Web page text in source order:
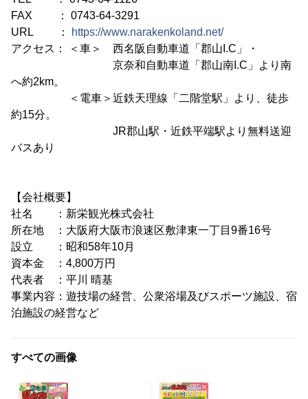
FAX ： 0743-64-3291
URL ：
https://www.narakenkoland.net/
アクセス： ＜車＞ 西名阪自動車道「郡山I.C」・
京奈和自動車道「郡山南I.C」より南
へ約2km。
＜電車＞近鉄天理線「二階堂駅」より、徒歩
約15分。
JR郡山駅・近鉄平端駅より無料送迎
バスあり
【会社概要】
社名 ：新栄観光株式会社
所在地 ：大阪府大阪市浪速区敷津東一丁目9番16号
設立 ：昭和58年10月
資本金 ：4,800万円
代表者 ：平川 晴基
事業内容：遊技場の経営、公衆浴場及びスポーツ施設、宿
泊施設の経営など
すべての画像